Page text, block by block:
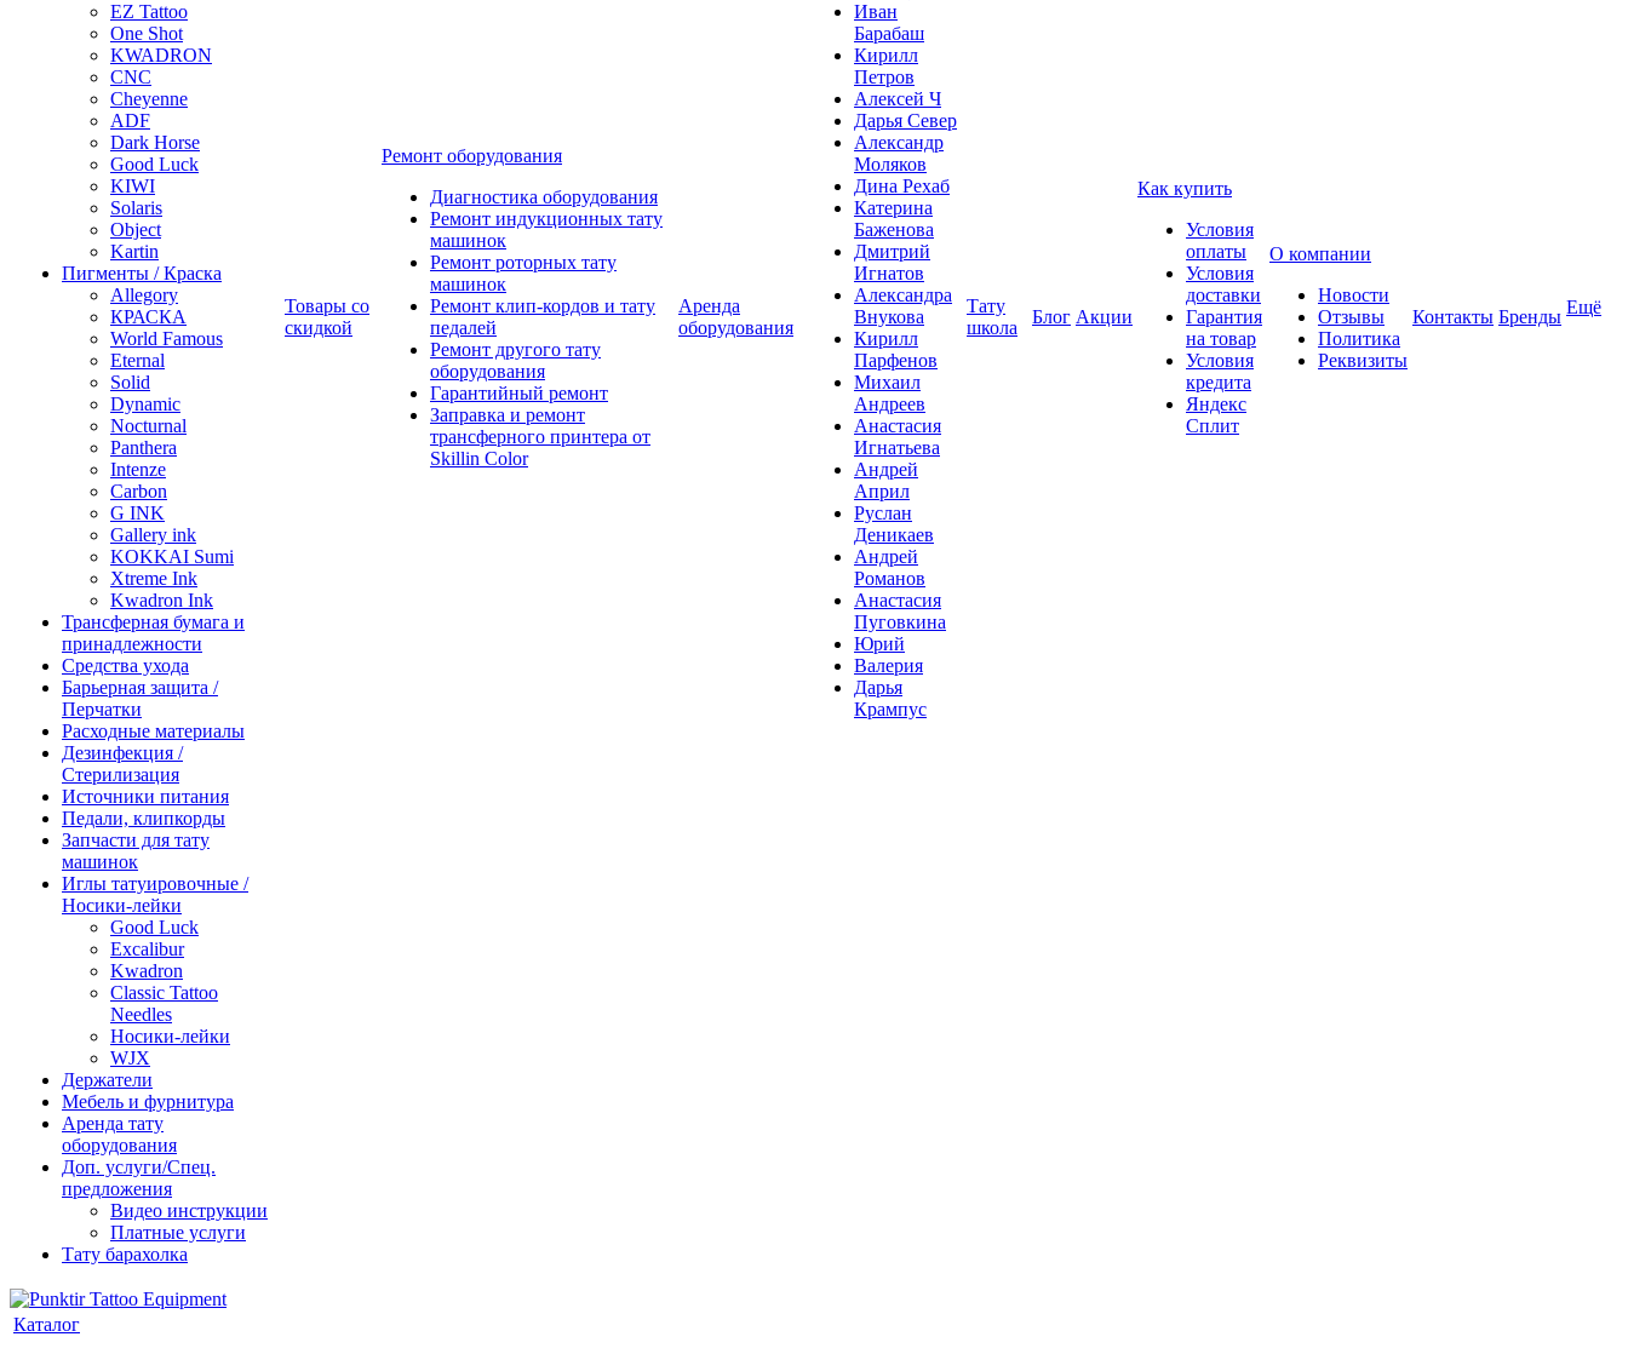
EZ Tattoo
One Shot
KWADRON
CNC
Cheyenne
ADF
Dark Horse
Good Luck
KIWI
Solaris
Object
Kartin
Пигменты / Краска
Allegory
КРАСКА
World Famous
Eternal
Solid
Dynamic
Nocturnal
Panthera
Intenze
Carbon
G INK
Gallery ink
KOKKAI Sumi
Xtreme Ink
Kwadron Ink
Трансферная бумага и
принадлежности
Средства ухода
Барьерная защита /
Перчатки
Расходные материалы
Дезинфекция /
Стерилизация
Источники питания
Педали, клипкорды
Запчасти для тату
машинок
Иглы татуировочные /
Носики-лейки
Good Luck
Excalibur
Kwadron
Classic Tattoo
Needles
Носики-лейки
WJX
Держатели
Мебель и фурнитура
Аренда тату
оборудования
Доп. услуги/Спец.
предложения
Видео инструкции
Платные услуги
Тату барахолка
Товары со
скидкой
Ремонт оборудования
Диагностика оборудования
Ремонт индукционных тату
машинок
Ремонт роторных тату
машинок
Ремонт клип-кордов и тату
педалей
Ремонт другого тату
оборудования
Гарантийный ремонт
Заправка и ремонт
трансферного принтера от
Skillin Color
Аренда
оборудования
Иван
Барабаш
Кирилл
Петров
Алексей Ч
Дарья Север
Александр
Моляков
Дина Рехаб
Катерина
Баженова
Дмитрий
Игнатов
Александра
Внукова
Кирилл
Парфенов
Михаил
Андреев
Анастасия
Игнатьева
Андрей
Април
Руслан
Деникаев
Андрей
Романов
Анастасия
Пуговкина
Юрий
Валерия
Дарья
Крампус
Тату
школа
Блог Акции
Как купить
Условия
оплаты
Условия
доставки
Гарантия
на товар
Условия
кредита
Яндекс
Сплит
О компании
Новости
Отзывы
Политика
Реквизиты
Контакты Бренды Ещё
Каталог